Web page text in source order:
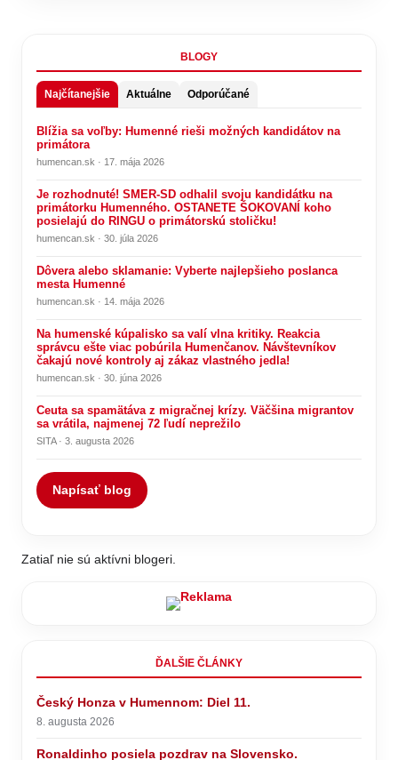
BLOGY
Najčítanejšie Aktuálne Odporúčané
Blížia sa voľby: Humenné rieši možných kandidátov na
primátora
humencan.sk · 17. mája 2026
Je rozhodnuté! SMER-SD odhalil svoju kandidátku na
primátorku Humenného. OSTANETE ŠOKOVANÍ koho
posielajú do RINGU o primátorskú stoličku!
humencan.sk · 30. júla 2026
Dôvera alebo sklamanie: Vyberte najlepšieho poslanca
mesta Humenné
humencan.sk · 14. mája 2026
Na humenské kúpalisko sa valí vlna kritiky. Reakcia
správcu ešte viac pobúrila Humenčanov. Návštevníkov
čakajú nové kontroly aj zákaz vlastného jedla!
humencan.sk · 30. júna 2026
Ceuta sa spamätáva z migračnej krízy. Väčšina migrantov
sa vrátila, najmenej 72 ľudí neprežilo
SITA · 3. augusta 2026
Napísať blog
Zatiaľ nie sú aktívni blogeri.
ĎALŠIE ČLÁNKY
Český Honza v Humennom: Diel 11.
8. augusta 2026
Ronaldinho posiela pozdrav na Slovensko.